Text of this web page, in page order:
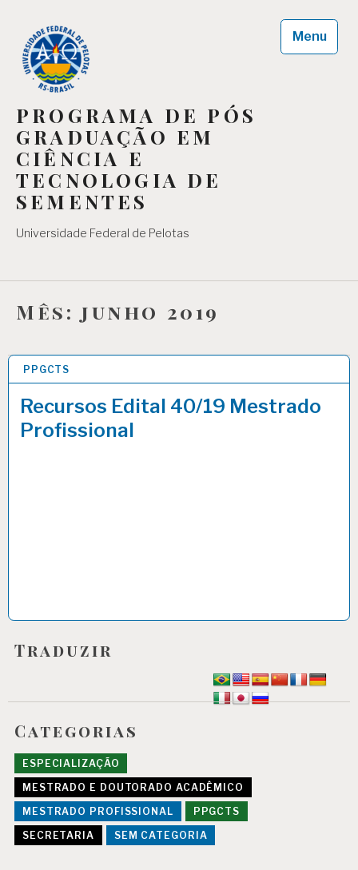
content
PROGRAMA DE PÓS
GRADUAÇÃO EM
CIÊNCIA E
TECNOLOGIA DE
SEMENTES
Universidade Federal de Pelotas
Menu
Mês: junho 2019
PPGCTS
Recursos Edital 40/19 Mestrado
Profissional
11 JUN 2019
Traduzir
Categorias
ESPECIALIZAÇÃO
MESTRADO E DOUTORADO ACADÊMICO
MESTRADO PROFISSIONAL
PPGCTS
SECRETARIA
SEM CATEGORIA